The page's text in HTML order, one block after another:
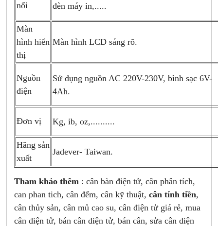
nối
đèn máy in,.....
Màn
hình hiển
thị
Màn hình LCD sáng rõ.
Nguồn
điện
Sử dụng nguồn AC 220V-230V, bình sạc 6V-
4Ah.
Đơn vị Kg, ib, oz,..........
Hãng sản
xuất
Jadever- Taiwan.
Tham khảo thêm : cân bàn điện tử, cân phân tích,
can phan tich, cân đếm, cân kỹ thuật,cân tính tiền,
cân thủy sản, cân mủ cao su, cân điện tử giá rẻ, mua
cân điện tử, bán cân điện tử, bán cân, sửa cân điện